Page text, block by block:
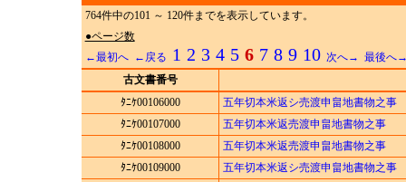
764件中の101 ～ 120件までを表示しています。
●ページ数
←最初へ
←戻る 1 2 3 4 5 6 7 8 9 10 次へ→ 最後へ
古文書番号
ﾀﾆｹ00106000
五年切本米返シ売渡申畠地書物之事
ﾀﾆｹ00107000
五年切本米返売渡申畠地書物之事
ﾀﾆｹ00108000
五年切本米返売渡申畠地書物之事
ﾀﾆｹ00109000
五年切本米返シ売渡申畠地書物之事